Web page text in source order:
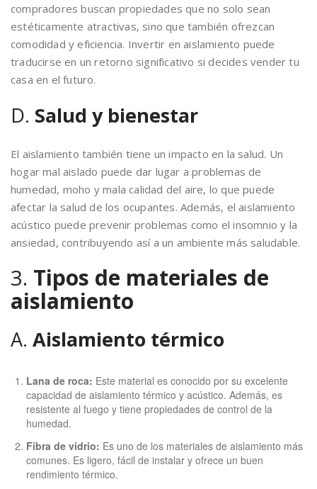
compradores buscan propiedades que no solo sean
estéticamente atractivas, sino que también ofrezcan
comodidad y eficiencia. Invertir en aislamiento puede
traducirse en un retorno significativo si decides vender tu
casa en el futuro.
D. Salud y bienestar
El aislamiento también tiene un impacto en la salud. Un
hogar mal aislado puede dar lugar a problemas de
humedad, moho y mala calidad del aire, lo que puede
afectar la salud de los ocupantes. Además, el aislamiento
acústico puede prevenir problemas como el insomnio y la
ansiedad, contribuyendo así a un ambiente más saludable.
3. Tipos de materiales de
aislamiento
A. Aislamiento térmico
Lana de roca: Este material es conocido por su excelente
capacidad de aislamiento térmico y acústico. Además, es
resistente al fuego y tiene propiedades de control de la
humedad.
Fibra de vidrio: Es uno de los materiales de aislamiento más
comunes. Es ligero, fácil de instalar y ofrece un buen
rendimiento térmico.